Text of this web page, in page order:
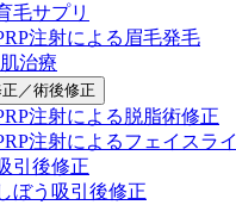
毛サプリ
注射による眉毛発毛
治療
／術後修正
注射による脱脂術修正
注射によるフェイスラ
引後修正
ぼう吸引後修正